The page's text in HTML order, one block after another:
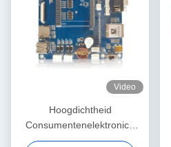
Video
Hoogdichtheid
Consumentenelektronica
PCB-assemblage